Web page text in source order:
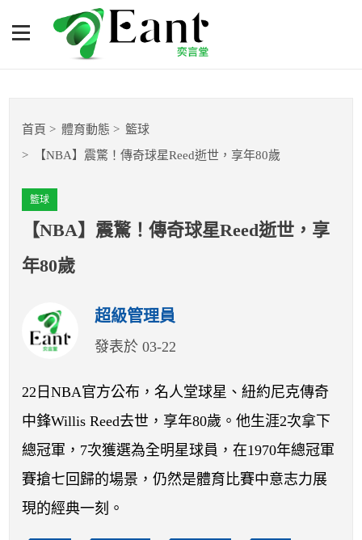
【NBA】震驚！傳奇球星
Reed逝世，享年80歲
籃球
球隊數據
運彩報報
明星分析師
首頁 體育動態 籃球
【NBA】震驚！傳奇球星Reed逝世，享年80歲
籃球
【NBA】震驚！傳奇球星Reed逝世，享
年80歲
超級管理員
發表於 03-22
22日NBA官方公布，名人堂球星、紐約尼克傳奇
中鋒Willis Reed去世，享年80歲。他生涯2次拿下
總冠軍，7次獲選為全明星球員，在1970年總冠軍
賽搶七回歸的場景，仍然是體育比賽中意志力展
現的經典一刻。